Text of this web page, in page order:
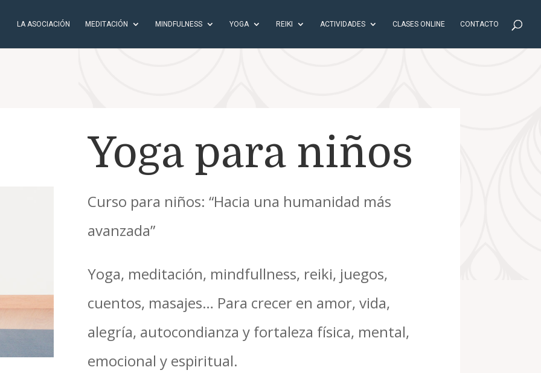
LA ASOCIACIÓN MEDITACIÓN MINDFULNESS YOGA REIKI ACTIVIDADES CLASES ONLINE CONTACTO
Yoga para niños
Curso para niños: “Hacia una humanidad más
avanzada”
Yoga, meditación, mindfullness, reiki, juegos,
cuentos, masajes… Para crecer en amor, vida,
alegría, autocondianza y fortaleza física, mental,
emocional y espiritual.